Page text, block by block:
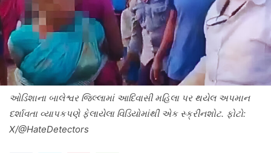
ઓડિશાના બાલેશ્વર જિલ્લામાં આદિવાસી મહિલા પર થયેલ અપમાન
દર્શાવતા વ્યાપકપણે ફેલાયેલા વિડિયોમાંથી એક સ્ક્રીનશોટ. ફોટો:
X/@HateDetectors